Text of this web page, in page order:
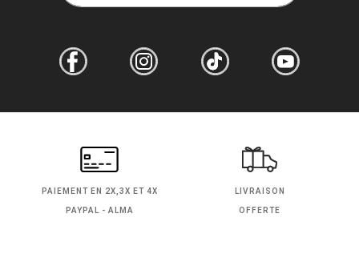
PAIEMENT EN 2X,3X ET 4X
PAYPAL - ALMA
LIVRAISON
OFFERTE